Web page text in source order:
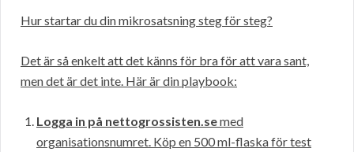
Hur startar du din mikrosatsning steg för steg?
Det är så enkelt att det känns för bra för att vara sant,
men det är det inte. Här är din playbook:
Logga in på nettogrossisten.semed
organisationsnumret. Köp en 500 ml-flaska för test